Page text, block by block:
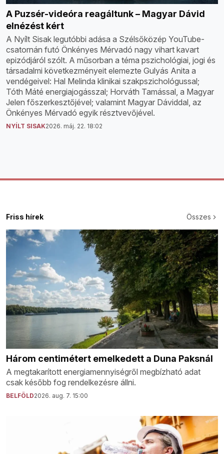
A Puzsér-videóra reagáltunk – Magyar Dávid
elnézést kért
A Nyílt Sisak legutóbbi adása a Szélsőközép YouTube-
csatornán futó Önkényes Mérvadó nagy vihart kavart
epizódjáról szólt. A műsorban a téma pszichológiai, jogi és
társadalmi következményeit elemezte Gulyás Anita a
vendégeivel: Hal Melinda klinikai szakpszichológussal;
Tóth Máté energiajogásszal; Horváth Tamással, a Magyar
Jelen főszerkesztőjével; valamint Magyar Dáviddal, az
Önkényes Mérvadó egyik résztvevőjével.
NYÍLT SISAK2026. máj. 22. 18:02
Friss hírek Összes
Három centimétert emelkedett a Duna Paksnál
A megtakarított energiamennyiségről megbízható adat
csak később fog rendelkezésre állni.
BELFÖLD2026. aug. 7. 15:00